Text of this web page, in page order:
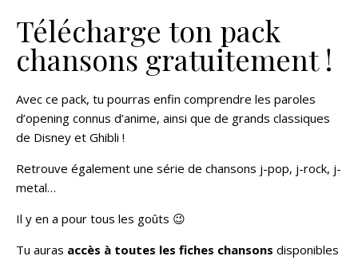
Télécharge ton pack
chansons gratuitement !
Avec ce pack, tu pourras enfin comprendre les paroles
d’opening connus d’anime, ainsi que de grands classiques
de Disney et Ghibli !
Retrouve également une série de chansons j-pop, j-rock, j-
metal…
Il y en a pour tous les goûts 😉
Tu auras accès à toutes les fiches chansons disponibles